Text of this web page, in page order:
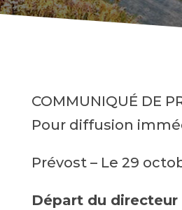
COMMUNIQUÉ DE
Pour diffusion
Prévost – Le 29
Départ du directeur